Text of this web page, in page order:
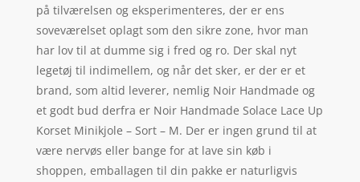
på tilværelsen og eksperimenteres, der er ens
soveværelset oplagt som den sikre zone, hvor man
har lov til at dumme sig i fred og ro. Der skal nyt
legetøj til indimellem, og når det sker, er der er et
brand, som altid leverer, nemlig Noir Handmade og
et godt bud derfra er Noir Handmade Solace Lace Up
Korset Minikjole – Sort – M. Der er ingen grund til at
være nervøs eller bange for at lave sin køb i
shoppen, emballagen til din pakke er naturligvis